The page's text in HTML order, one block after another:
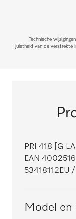
Technische
juistheid van de verstrekte
PRI 418 [G
EAN
53418112EU /
Model en